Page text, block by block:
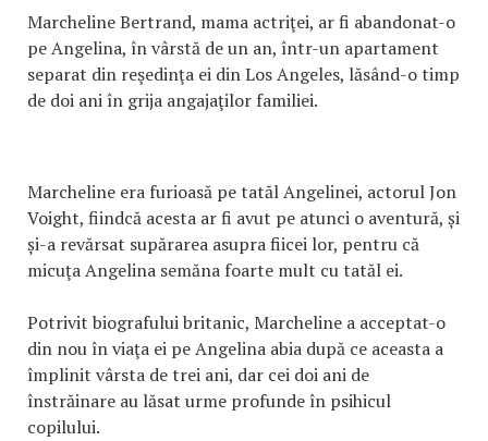
Marcheline Bertrand, mama actriţei, ar fi abandonat-o
pe Angelina, în vârstă de un an, într-un apartament
separat din reşedinţa ei din Los Angeles, lăsând-o timp
de doi ani în grija angajaţilor familiei.
Marcheline era furioasă pe tatăl Angelinei, actorul Jon
Voight, fiindcă acesta ar fi avut pe atunci o aventură, și
și-a revărsat supărarea asupra fiicei lor, pentru că
micuţa Angelina semăna foarte mult cu tatăl ei.
Potrivit biografului britanic, Marcheline a acceptat-o
din nou în viaţa ei pe Angelina abia după ce aceasta a
împlinit vârsta de trei ani, dar cei doi ani de
înstrăinare au lăsat urme profunde în psihicul
copilului.